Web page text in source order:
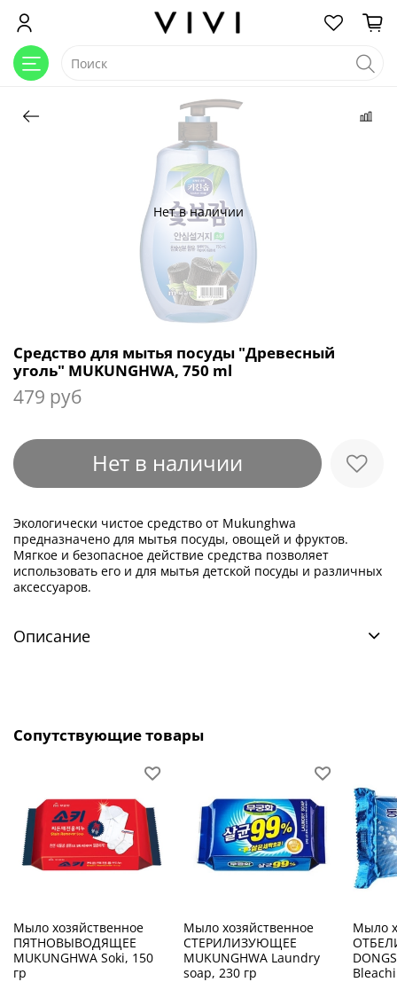
Нет в наличии
Средство для мытья посуды "Древесный
уголь" MUKUNGHWA, 750 ml
479 руб
Нет в наличии
Экологически чистое средство от Mukunghwa
предназначено для мытья посуды, овощей и фруктов.
Мягкое и безопасное действие средства позволяет
использовать его и для мытья детской посуды и различных
аксессуаров.
Описание
Сопутствующие товары
Мыло хозяйственное
ПЯТНОВЫВОДЯЩЕЕ
MUKUNGHWA Soki, 150
гр
Мыло хозяйственное
СТЕРИЛИЗУЮЩЕЕ
MUKUNGHWA Laundry
soap, 230 гр
Мыло